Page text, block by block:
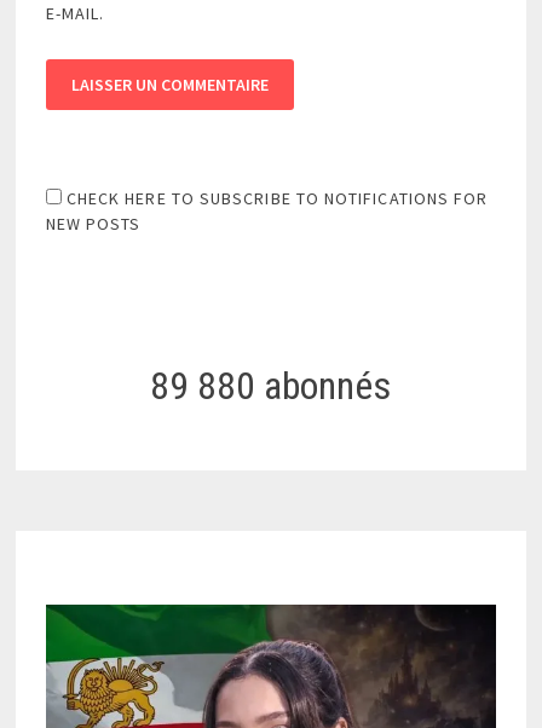
E-MAIL.
CHECK HERE TO SUBSCRIBE TO NOTIFICATIONS FOR
NEW POSTS
89 880 abonnés